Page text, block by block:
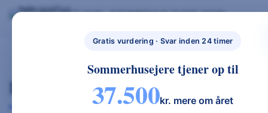
Gratis vurdering · Svar inden 24 timer
Sommerhusejere tjener op til
37.500kr. mere om året
NYBYGGETHU
BYG NYT HUS & UDLEJ DIT SOMMERHUS – GUIDES, PRISER OG BEREGNERE".BYG NYT HUS SOMMERHUS GUIDE 2026
Kontakt